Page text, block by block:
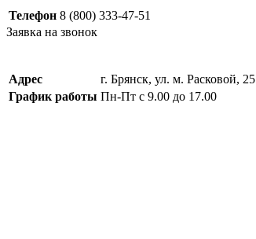
Телефон 8 (800) 333-47-51
Заявка на звонок
Адрес
г. Брянск, ул. м. Расковой, 25
График работы Пн-Пт с 9.00 до 17.00